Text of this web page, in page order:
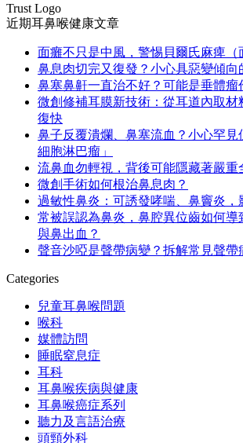
Trust Logo
近期耳鼻喉健康文章
面癱不只是中風，警惕貝爾氏麻痺（
鼻息肉切完又復發？小心具惡變傾向
鼻塞鼻鼾一直治不好？可能是垂體瘤
微創修補耳膜新技術：從耳道內取材
復快
鼻子反覆潰爛、鼻塞流血？小心罕
細胞淋巴瘤」
流鼻血勿輕視，背後可能隱藏著嚴重
微創手術如何根治鼻息肉？
過敏性鼻炎：可誘發哮喘、鼻竇炎，
常被誤認為鼻炎，鼻腔異位齒如何導
與鼻出血？
聲音沙啞是聲帶病變？拆解常見聲帶
Categories
兒童耳鼻喉問題
喉科
媒體訪問
睡眠窒息症
耳科
耳鼻喉疾病與健康
耳鼻喉癌症系列
聽力及言語治療
頭頸外科